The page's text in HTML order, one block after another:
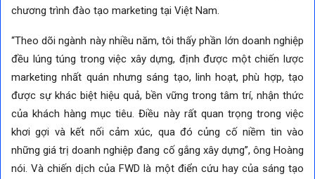
chương trình đào tạo marketing tại Việt Nam.
“Theo dõi ngành này nhiều năm, tôi thấy phần lớn doanh nghiệp
đều lúng túng trong việc xây dựng, định được một chiến lược
marketing nhất quán nhưng sáng tạo, linh hoạt, phù hợp, tạo
được sự khác biệt hiệu quả, bền vững trong tâm trí, nhận thức
của khách hàng mục tiêu. Điều này rất quan trọng trong việc
khơi gợi và kết nối cảm xúc, qua đó củng cố niềm tin vào
những giá trị doanh nghiệp đang cố gắng xây dựng”, ông Hoàng
nói. Và chiến dịch của FWD là một điển cứu hay của sáng tạo